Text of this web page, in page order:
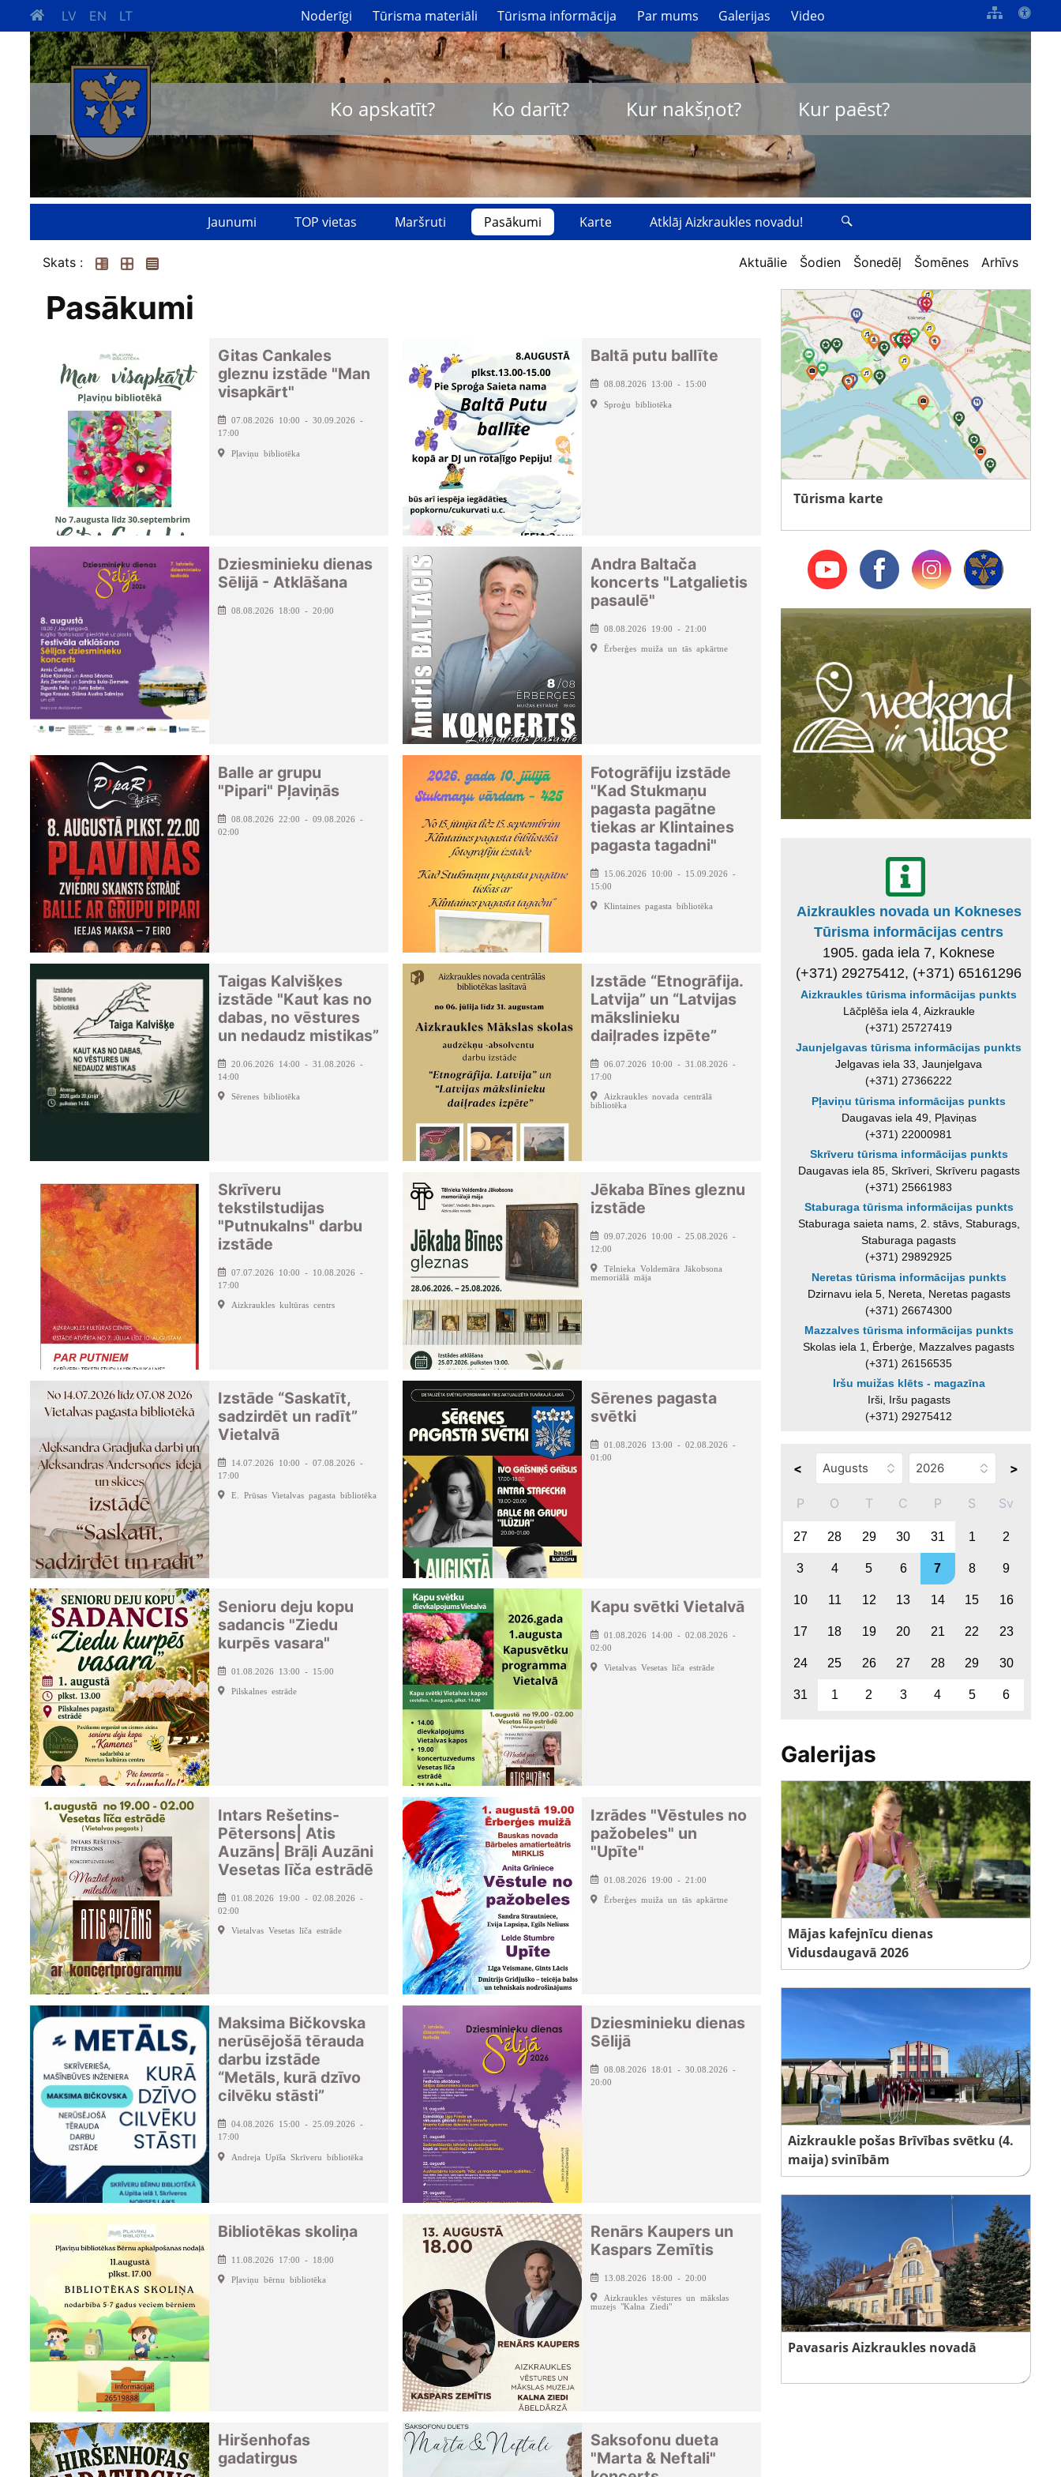
LV EN LT Noderīgi Tūrisma materiāli Tūrisma informācija Par mums Galerijas Video
Ko apskatīt? Ko darīt? Kur nakšņot? Kur paēst?
Jaunumi TOP vietas Maršruti Pasākumi Karte Atklāj Aizkraukles novadu!
Skats : Aktuālie Šodien Šonedēļ Šomēnes Arhīvs
Pasākumi
Gitas Cankales
gleznu izstāde "Man
visapkārt"
07.08.2026 10:00 - 30.09.2026 -
17:00
Pļaviņu bibliotēka
Baltā putu ballīte
08.08.2026 13:00 - 15:00
Sproģu bibliotēka
Dziesminieku dienas
Sēlijā - Atklāšana
08.08.2026 18:00 - 20:00
Andra Baltača
koncerts "Latgalietis
pasaulē"
08.08.2026 19:00 - 21:00
Ērberģes muiža un tās apkārtne
Balle ar grupu
"Pipari" Pļaviņās
08.08.2026 22:00 - 09.08.2026 -
02:00
Fotogrāfiju izstāde
"Kad Stukmaņu
pagasta pagātne
tiekas ar Klintaines
pagasta tagadni"
15.06.2026 10:00 - 15.09.2026 -
15:00
Klintaines pagasta bibliotēka
Taigas Kalvišķes
izstāde "Kaut kas no
dabas, no vēstures
un nedaudz mistikas”
20.06.2026 14:00 - 31.08.2026 -
14:00
Sērenes bibliotēka
Izstāde “Etnogrāfija.
Latvija” un “Latvijas
mākslinieku
daiļrades izpēte”
06.07.2026 10:00 - 31.08.2026 -
17:00
Aizkraukles novada centrālā
bibliotēka
Skrīveru
tekstilstudijas
"Putnukalns" darbu
izstāde
07.07.2026 10:00 - 10.08.2026 -
17:00
Aizkraukles kultūras centrs
Jēkaba Bīnes gleznu
izstāde
09.07.2026 10:00 - 25.08.2026 -
12:00
Tēlnieka Voldemāra Jākobsona
memoriālā māja
Izstāde “Saskatīt,
sadzirdēt un radīt”
Vietalvā
14.07.2026 10:00 - 07.08.2026 -
17:00
E. Prūsas Vietalvas pagasta bibliotēka
Sērenes pagasta
svētki
01.08.2026 13:00 - 02.08.2026 -
01:00
Senioru deju kopu
sadancis "Ziedu
kurpēs vasara"
01.08.2026 13:00 - 15:00
Pilskalnes estrāde
Kapu svētki Vietalvā
01.08.2026 14:00 - 02.08.2026 -
02:00
Vietalvas Vesetas līča estrāde
Intars Rešetins-
Pētersons| Atis
Auzāns| Brāļi Auzāni
Vesetas līča estrādē
01.08.2026 19:00 - 02.08.2026 -
02:00
Vietalvas Vesetas līča estrāde
Izrādes "Vēstules no
pažobeles" un
"Upīte"
01.08.2026 19:00 - 21:00
Ērberģes muiža un tās apkārtne
Maksima Bičkovska
nerūsējošā tērauda
darbu izstāde
“Metāls, kurā dzīvo
cilvēku stāsti”
04.08.2026 15:00 - 25.09.2026 -
17:00
Andreja Upīša Skrīveru bibliotēka
Dziesminieku dienas
Sēlijā
08.08.2026 18:01 - 30.08.2026 -
20:00
Bibliotēkas skoliņa
11.08.2026 17:00 - 18:00
Pļaviņu bērnu bibliotēka
Renārs Kaupers un
Kaspars Zemītis
13.08.2026 18:00 - 20:00
Aizkraukles vēstures un mākslas
muzejs "Kalna Ziedi"
Hiršenhofas
gadatirgus
Saksofonu dueta
"Marta & Neftali"
Tūrisma karte
Aizkraukles novada un Kokneses
Tūrisma informācijas centrs
1905. gada iela 7, Koknese
(+371) 29275412, (+371) 65161296
Aizkraukles tūrisma informācijas punkts
Lāčplēša iela 4, Aizkraukle
(+371) 25727419
Jaunjelgavas tūrisma informācijas punkts
Jelgavas iela 33, Jaunjelgava
(+371) 27366222
Pļaviņu tūrisma informācijas punkts
Daugavas iela 49, Pļaviņas
(+371) 22000981
Skrīveru tūrisma informācijas punkts
Daugavas iela 85, Skrīveri, Skrīveru pagasts
(+371) 25661983
Staburaga tūrisma informācijas punkts
Staburaga saieta nams, 2. stāvs, Staburags,
Staburaga pagasts
(+371) 29892925
Neretas tūrisma informācijas punkts
Dzirnavu iela 5, Nereta, Neretas pagasts
(+371) 26674300
Mazzalves tūrisma informācijas punkts
Skolas iela 1, Ērberģe, Mazzalves pagasts
(+371) 26156535
Iršu muižas klēts - magazīna
Irši, Iršu pagasts
(+371) 29275412
< >
P O T C P S Sv
27 28 29 30 31 1 2
3 4 5 6 7 8 9
10 11 12 13 14 15 16
17 18 19 20 21 22 23
24 25 26 27 28 29 30
31 1 2 3 4 5 6
Galerijas
Mājas kafejnīcu dienas
Vidusdaugavā 2026
Aizkraukle pošas Brīvības svētku (4.
maija) svinībām
Pavasaris Aizkraukles novadā